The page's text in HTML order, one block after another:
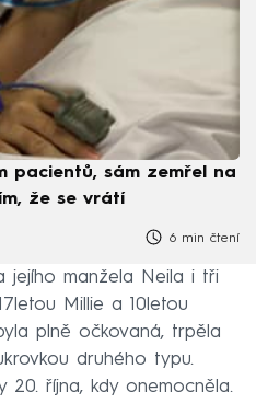
pacientů, sám zemřel na
že se vrátí
6 min čtení
jejího manžela Neila i tři
Millie a 10letou
plně očkovaná, trpěla
druhého typu.
20. října, kdy onemocněla.